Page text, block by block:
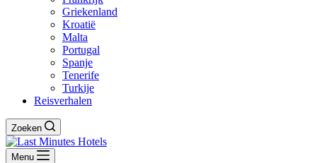
Griekenland
Kroatië
Malta
Portugal
Spanje
Tenerife
Turkije
Reisverhalen
Zoeken
Menu